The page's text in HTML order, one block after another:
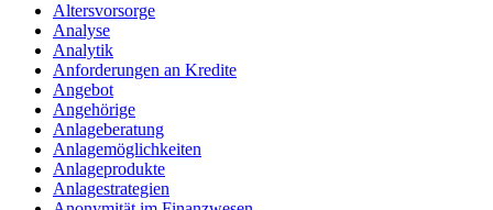
Altersvorsorge
Analyse
Analytik
Anforderungen an Kredite
Angebot
Angehörige
Anlageberatung
Anlagemöglichkeiten
Anlageprodukte
Anlagestrategien